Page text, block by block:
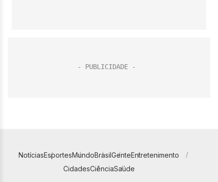
NotíciasEsportesMundoBrasilGenteEntretenimento
CidadesCiênciaSaúde